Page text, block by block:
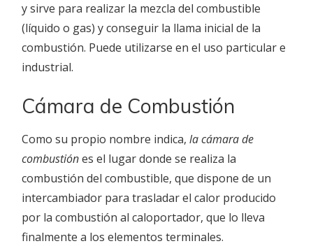
y sirve para realizar la mezcla del combustible
(líquido o gas) y conseguir la llama inicial de la
combustión. Puede utilizarse en el uso particular e
industrial.
Cámara de Combustión
Como su propio nombre indica, la cámara de
combustiónes el lugar donde se realiza la
combustión del combustible, que dispone de un
intercambiador para trasladar el calor producido
por la combustión al caloportador, que lo lleva
finalmente a los elementos terminales.